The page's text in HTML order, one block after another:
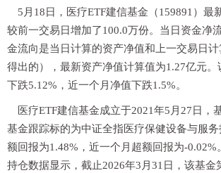
5月18日，医疗ETF建信基金（159891）最
较前一交易日增加了100.0万份。当日资金净
金流向是当日计算的资产净值和上一交易日
得出的），最新资产净值计算值为1.27亿元。
下跌5.12%，近一个月净值下跌1.5%。
医疗ETF建信基金成立于2021年5月27日，
基金跟踪标的为中证全指医疗保健设备与服
额回报为1.48%，近一个月超额回报为-0.02%
持仓数据显示，截止2026年3月31日，该基金